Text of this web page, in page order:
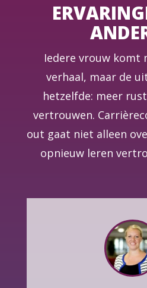
Iedere vrouw komt
verhaal, maar de
hetzelfde: meer
vertrouwen.
out gaat niet alleen
opnieuw leren